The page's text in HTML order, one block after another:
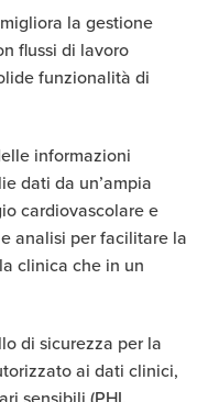
la gestione
flussi di lavoro
funzionalità di
informazioni
dati da un’ampia
cardiovascolare e
analisi per facilitare la
clinica che in un
di sicurezza per la
ai dati clinici,